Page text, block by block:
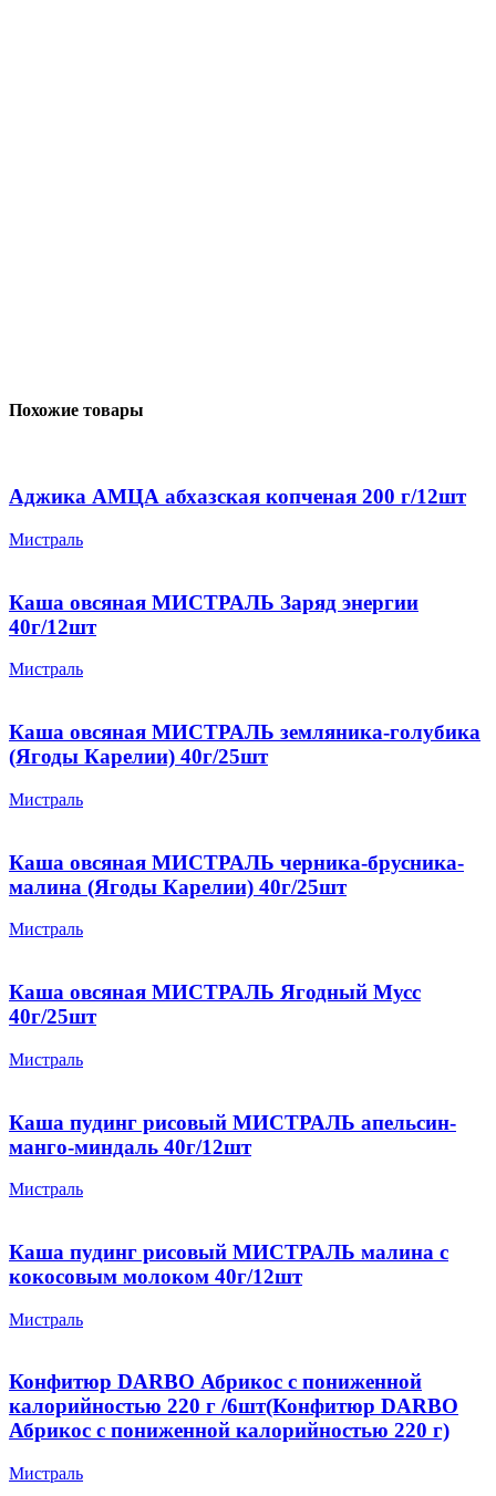
Похожие товары
Аджика АМЦА абхазская копченая 200 г/12шт
Мистраль
Каша овсяная МИСТРАЛЬ Заряд энергии
40г/12шт
Мистраль
Каша овсяная МИСТРАЛЬ земляника-голубика
(Ягоды Карелии) 40г/25шт
Мистраль
Каша овсяная МИСТРАЛЬ черника-брусника-
малина (Ягоды Карелии) 40г/25шт
Мистраль
Каша овсяная МИСТРАЛЬ Ягодный Мусс
40г/25шт
Мистраль
Каша пудинг рисовый МИСТРАЛЬ апельсин-
манго-миндаль 40г/12шт
Мистраль
Каша пудинг рисовый МИСТРАЛЬ малина с
кокосовым молоком 40г/12шт
Мистраль
Конфитюр DARBO Абрикос с пониженной
калорийностью 220 г /6шт(Конфитюр DARBO
Абрикос с пониженной калорийностью 220 г)
Мистраль